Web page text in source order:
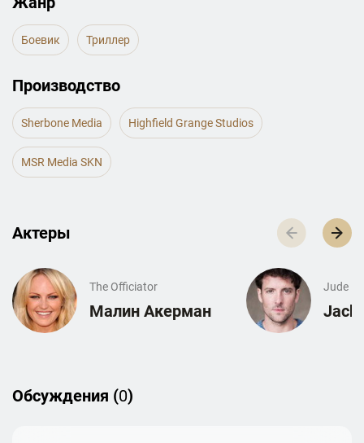
Боевик Триллер
Производство
Sherbone Media Highfield Grange Studios
MSR Media SKN
Актеры
The Officiator
Малин Акерман
Jude
Jack
Обсуждения (0)